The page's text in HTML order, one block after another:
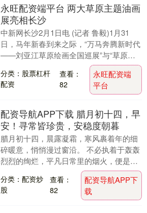
永旺配资端平台 两大草原主题油画
展亮相长沙
中新网长沙2月1日电 (记者 鲁毅)1月31
日，马年新春到来之际，“万马奔腾新时代
——刘亚江草原绘画全国巡展”与“草原灵
境——李波油画展”在长沙李自健美术馆联
袂....
分类：股票杠杆
配资
查看：
82
永旺配资端
平台
配资导航APP下载 腊月初十四，早
安！寻常皆珍贵，安稳度朝暮
腊月初十四，晨露凝霜，寒风裹着年的细
碎暖意，悄悄漫过窗沿。 不必执着于轰轰
烈烈的绚烂，平凡日常里的烟火，便是最
动人的幸福。 1、晨起暖饮，定格美好 一
粥一饭，当....
分类：配资炒
股
查看：
82
配资导航APP下
载